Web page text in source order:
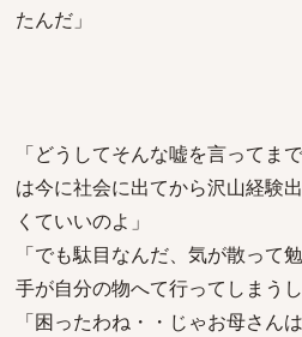
たんだ」
「どうしてそんな嘘を言ってま
は今に社会に出てから沢山経験
くていいのよ」
「でも駄目なんだ、気が散って
手が自分の物へて行ってしまうし
「困ったわね・・じゃお母さん